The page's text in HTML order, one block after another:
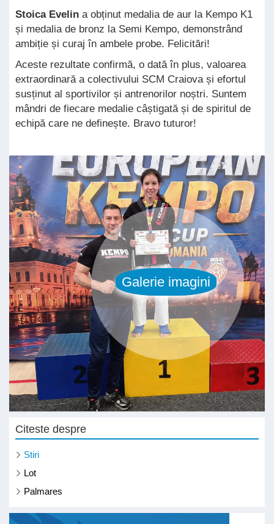
Stoica Evelin a obținut medalia de aur la Kempo K1
și medalia de bronz la Semi Kempo, demonstrând
ambiție și curaj în ambele probe. Felicitări!
Aceste rezultate confirmă, o dată în plus, valoarea
extraordinară a colectivului SCM Craiova și efortul
susținut al sportivilor și antrenorilor noștri. Suntem
mândri de fiecare medalie câștigată și de spiritul de
echipă care ne definește. Bravo tuturor!
Citeste despre
Stiri
Lot
Palmares